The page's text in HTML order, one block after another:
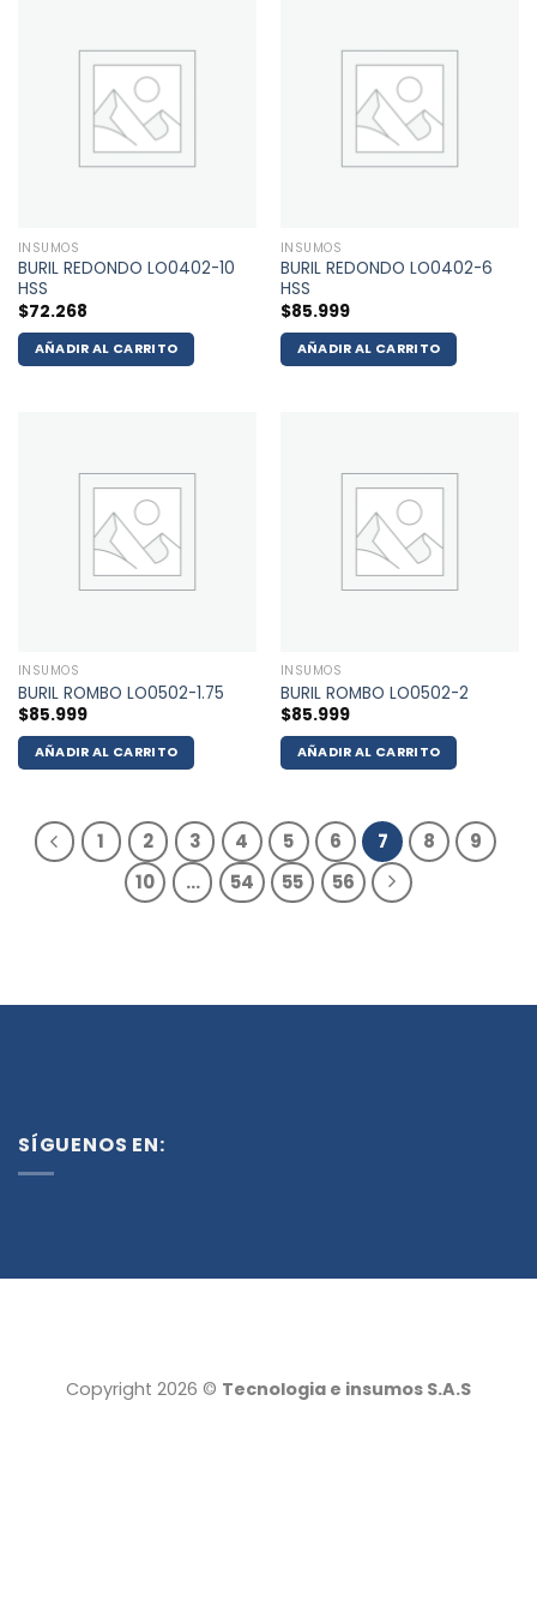
INSUMOS
BURIL REDONDO LO0402-10
HSS
$72.268
AÑADIR AL CARRITO
INSUMOS
BURIL REDONDO LO0402-6
HSS
$85.999
AÑADIR AL CARRITO
INSUMOS
BURIL ROMBO LO0502-1.75
$85.999
AÑADIR AL CARRITO
INSUMOS
BURIL ROMBO LO0502-2
$85.999
AÑADIR AL CARRITO
1 2 3 4 5 6 7 8
9
10
… 54 55 56
SÍGUENOS EN:
Copyright 2026 © Tecnologia e insumos S.A.S